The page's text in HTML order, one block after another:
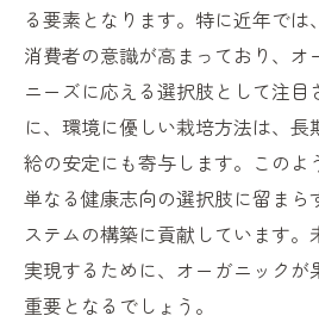
る要素となります。特に近年では
消費者の意識が高まっており、オ
ニーズに応える選択肢として注目
に、環境に優しい栽培方法は、
給の安定にも寄与します。このよ
単なる健康志向の選択肢に留まら
ステムの構築に貢献しています。
実現するために、オーガニックが
重要となるでしょう。